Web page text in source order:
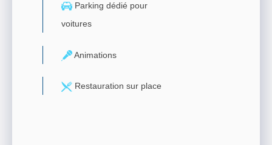
Parking dédié pour
voitures
Animations
Restauration sur place